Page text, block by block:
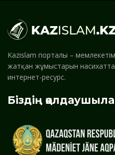
Kazislam порталы –
жатқан жұмыстарын
интернет-ресурс.
Біздің